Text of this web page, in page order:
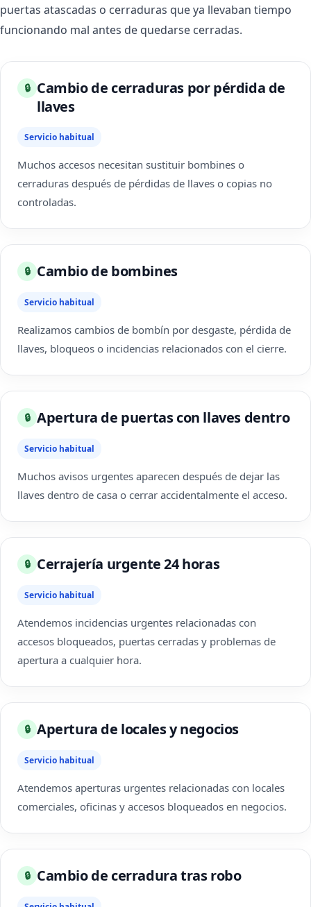
puertas atascadas o cerraduras que ya llevaban tiempo
funcionando mal antes de quedarse cerradas.
🔒 Cambio de cerraduras por pérdida de
llaves
Servicio habitual
Muchos accesos necesitan sustituir bombines o
cerraduras después de pérdidas de llaves o copias no
controladas.
🔒 Cambio de bombines
Servicio habitual
Realizamos cambios de bombín por desgaste, pérdida de
llaves, bloqueos o incidencias relacionados con el cierre.
🔒 Apertura de puertas con llaves dentro
Servicio habitual
Muchos avisos urgentes aparecen después de dejar las
llaves dentro de casa o cerrar accidentalmente el acceso.
🔒 Cerrajería urgente 24 horas
Servicio habitual
Atendemos incidencias urgentes relacionadas con
accesos bloqueados, puertas cerradas y problemas de
apertura a cualquier hora.
🔒 Apertura de locales y negocios
Servicio habitual
Atendemos aperturas urgentes relacionadas con locales
comerciales, oficinas y accesos bloqueados en negocios.
🔒 Cambio de cerradura tras robo